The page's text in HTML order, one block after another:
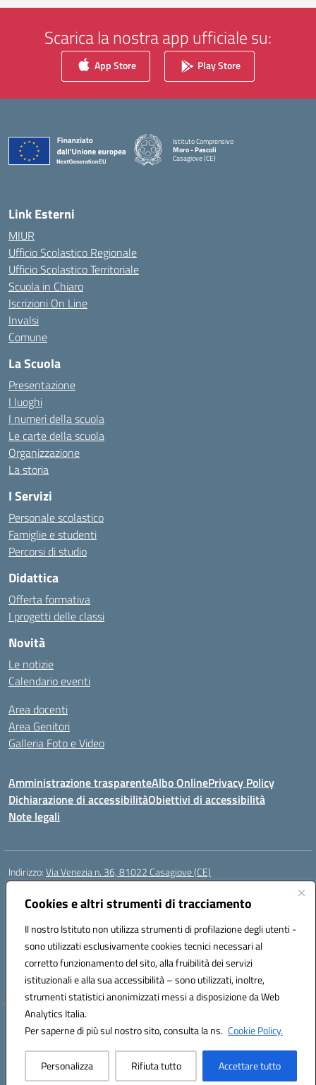
Cookies e altri strumenti di tracciamento
Il nostro Istituto non utilizza strumenti di profilazione degli utenti -
sono utilizzati esclusivamente cookies tecnici necessari al
corretto funzionamento del sito, alla fruibilità dei servizi
istituzionali e alla sua accessibilità – sono utilizzati, inoltre,
strumenti statistici anonimizzati messi a disposizione da Web
Analytics Italia.
Per saperne di più sul nostro sito, consulta la ns. Cookie Policy.
Personalizza Rifiuta tutto Accettare tutto
Scarica la nostra app ufficiale su:
App Store Play Store
Istituto Comprensivo
Moro - Pascoli
Casagiove (CE)
— Visita la pagina iniziale della scuola
Link Esterni
MIUR
Ufficio Scolastico Regionale
Ufficio Scolastico Territoriale
Scuola in Chiaro
Iscrizioni On Line
Invalsi
Comune
La Scuola
Presentazione
I luoghi
I numeri della scuola
Le carte della scuola
Organizzazione
La storia
I Servizi
Personale scolastico
Famiglie e studenti
Percorsi di studio
Didattica
Offerta formativa
I progetti delle classi
Novità
Le notizie
Calendario eventi
Area docenti
Area Genitori
Galleria Foto e Video
Amministrazione trasparenteAlbo OnlinePrivacy Policy
Dichiarazione di accessibilitàObiettivi di accessibilità
Note legali
Indirizzo:Via Venezia n. 36, 81022 Casagiove (CE)
Centralino:
Posta elettronica certificata (PEC):ceic893002@pec.istruzione.it
Codice fiscale: 93085870611
Codice meccanografico:CEIC893002
Codice Indice delle Pubbliche Amministrazioni (IPA): icmp_061
Codice unico di fatturazione (CUF): UFIOD3
Hosting & Powered by 3D Solution S.r.l.
Concept & Design by Designers Italia